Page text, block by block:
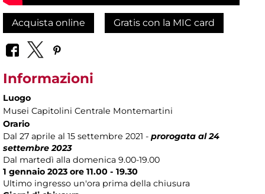
Acquista online Gratis con la MIC card
Informazioni
Luogo
Musei Capitolini Centrale Montemartini
Orario
Dal 27 aprile al 15 settembre 2021 - prorogata al 24
settembre 2023
Dal martedì alla domenica 9.00-19.00
1 gennaio 2023 ore 11.00 - 19.30
Ultimo ingresso un'ora prima della chiusura